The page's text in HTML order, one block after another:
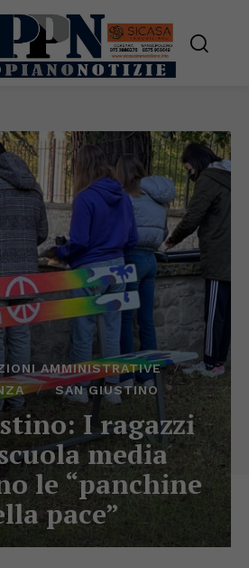
AMMINISTRATIVE
SAN GIUSTINO
I ragazzi
media
le “panchine
pace”